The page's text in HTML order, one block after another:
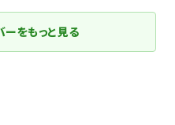
ーをもっと見る